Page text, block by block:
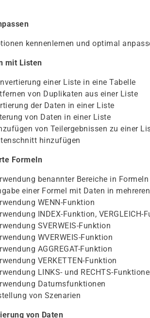
kennenlernen und optimal
mit Listen
einer Liste in eine Tabelle
von Duplikaten aus einer Liste
der Daten in einer Liste
von Daten in einer Liste
von Teilergebnissen zu einer
hinzufügen
Formeln
benannter Bereiche in Formeln
einer Formel mit Daten in
WENN-Funktion
INDEX-Funktion, VERGLEICH-
SVERWEIS-Funktion
WVERWEIS-Funktion
AGGREGAT-Funktion
VERKETTEN-Funktion
LINKS- und RECHTS-
Datumsfunktionen
von Szenarien
von Daten